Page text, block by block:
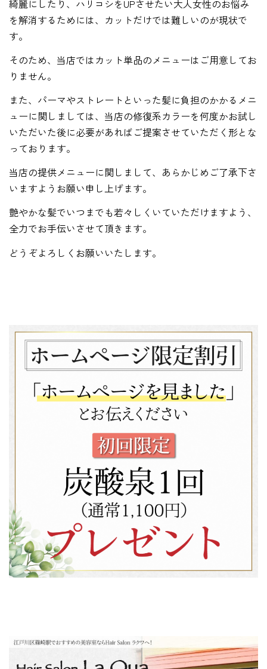
綺麗にしたり、ハリコシをUPさせたい大人女性のお悩み
を解消するためには、カットだけでは難しいのが現状で
す。
そのため、当店ではカット単品のメニューはご用意してお
りません。
また、パーマやストレートといった髪に負担のかかるメニ
ューに関しましては、当店の修復系カラーを何度かお試し
いただいた後に必要があればご提案させていただく形とな
っております。
当店の提供メニューに関しまして、あらかじめご了承下さ
いますようお願い申し上げます。
艶やかな髪でいつまでも若々しくいていただけますよう、
全力でお手伝いさせて頂きます。
どうぞよろしくお願いいたします。